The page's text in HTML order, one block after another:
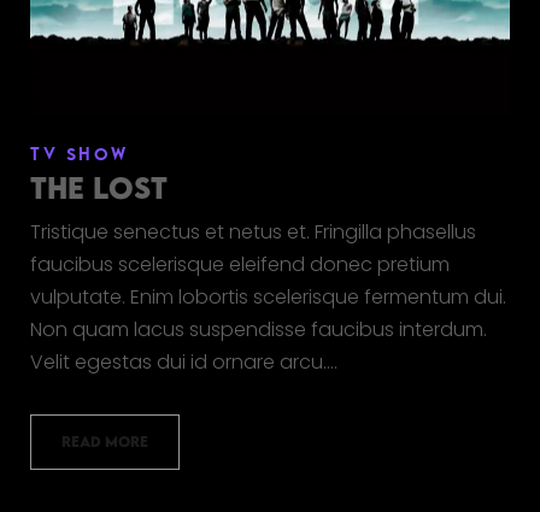
TV SHOW
THE LOST
Tristique senectus et netus et. Fringilla phasellus
faucibus scelerisque eleifend donec pretium
vulputate. Enim lobortis scelerisque fermentum dui.
Non quam lacus suspendisse faucibus interdum.
Velit egestas dui id ornare arcu.…
READ MORE